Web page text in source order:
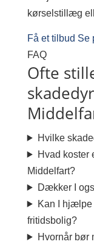
kørselstillæg
Få et tilbud Se
FAQ
Ofte
Hvilke
Hvad koster
Middelfart?
Dækker I
Kan I hjælpe
fritidsbolig?
Hvornår bør